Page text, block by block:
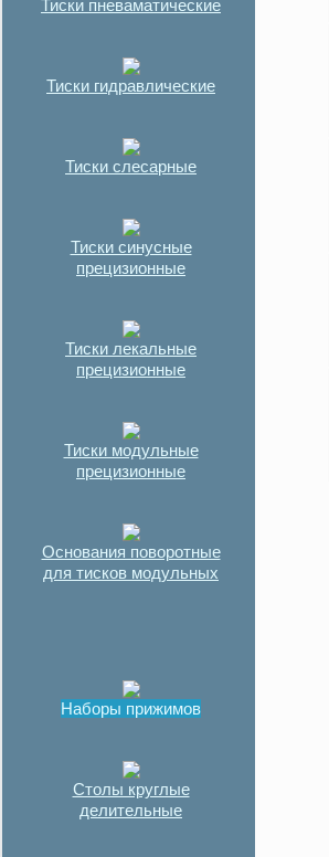
Тиски пневаматические
Тиски гидравлические
Тиски слесарные
Тиски синусные
прецизионные
Тиски лекальные
прецизионные
Тиски модульные
прецизионные
Основания поворотные
для тисков модульных
Наборы прижимов
Столы круглые
делительные